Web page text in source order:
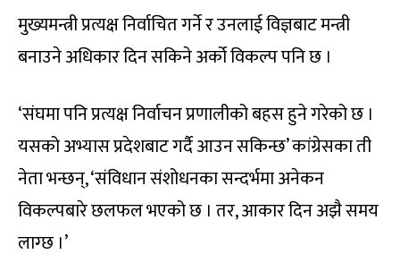
मुख्यमन्त्री प्रत्यक्ष निर्वाचित गर्ने र उनलाई विज्ञबाट मन्त्री
बनाउने अधिकार दिन सकिने अर्को विकल्प पनि छ ।
‘संघमा पनि प्रत्यक्ष निर्वाचन प्रणालीको बहस हुने गरेको छ ।
यसको अभ्यास प्रदेशबाट गर्दै आउन सकिन्छ’ कांग्रेसका ती
नेता भन्छन्, ‘संविधान संशोधनका सन्दर्भमा अनेकन
विकल्पबारे छलफल भएको छ । तर, आकार दिन अझै समय
लाग्छ ।’